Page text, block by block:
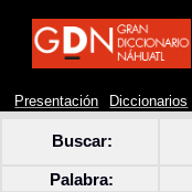
Presentación Diccionarios
Buscar:
Palabra: